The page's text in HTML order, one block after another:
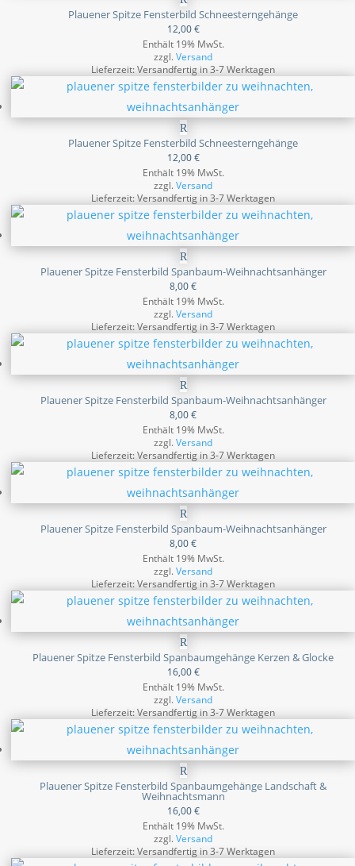
Plauener Spitze Fensterbild Schneesterngehänge
12,00€
Enthält 19% MwSt.
zzgl.Versand
Lieferzeit: Versandfertig in 3-7 Werktagen
Plauener Spitze Fensterbild Schneesterngehänge
12,00€
Enthält 19% MwSt.
zzgl.Versand
Lieferzeit: Versandfertig in 3-7 Werktagen
Plauener Spitze Fensterbild Spanbaum-Weihnachtsanhänger
8,00€
Enthält 19% MwSt.
zzgl.Versand
Lieferzeit: Versandfertig in 3-7 Werktagen
Plauener Spitze Fensterbild Spanbaum-Weihnachtsanhänger
8,00€
Enthält 19% MwSt.
zzgl.Versand
Lieferzeit: Versandfertig in 3-7 Werktagen
Plauener Spitze Fensterbild Spanbaum-Weihnachtsanhänger
8,00€
Enthält 19% MwSt.
zzgl.Versand
Lieferzeit: Versandfertig in 3-7 Werktagen
Plauener Spitze Fensterbild Spanbaumgehänge Kerzen & Glocke
16,00€
Enthält 19% MwSt.
zzgl.Versand
Lieferzeit: Versandfertig in 3-7 Werktagen
Plauener Spitze Fensterbild Spanbaumgehänge Landschaft &
Weihnachtsmann
16,00€
Enthält 19% MwSt.
zzgl.Versand
Lieferzeit: Versandfertig in 3-7 Werktagen